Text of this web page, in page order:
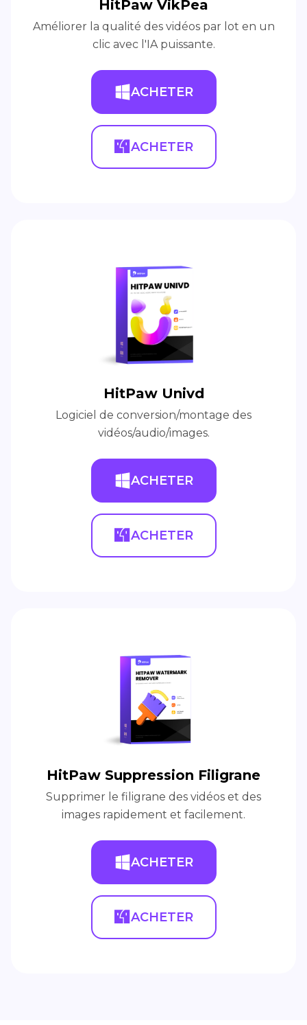
HitPaw VikPea
Améliorer la qualité des vidéos par lot en un
clic avec l'IA puissante.
ACHETER
ACHETER
HitPaw Univd
Logiciel de conversion/montage des
vidéos/audio/images.
ACHETER
ACHETER
HitPaw Suppression Filigrane
Supprimer le filigrane des vidéos et des
images rapidement et facilement.
ACHETER
ACHETER